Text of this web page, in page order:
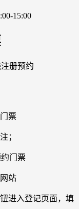
15:00
册预约
票
；
门票
站
进入登记页面，填